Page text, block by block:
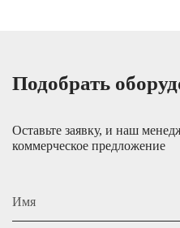
Подобрать
Оставьте заявку, и наш
коммерческое предложение
Имя